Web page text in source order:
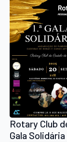
Rotary Club
Gala Solidária